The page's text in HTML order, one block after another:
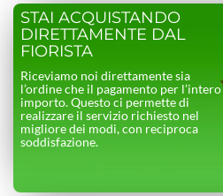
STAI ACQUISTANDO
DIRETTAMENTE DAL
FIORISTA
Riceviamo noi direttamente sia
l’ordine che il pagamento per l’intero
importo. Questo ci permette di
realizzare il servizio richiesto nel
migliore dei modi, con reciproca
soddisfazione.